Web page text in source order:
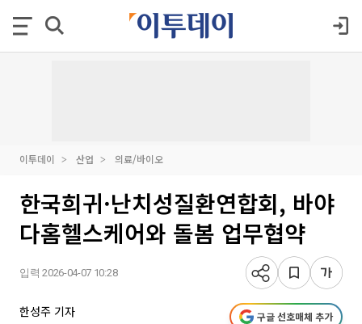
이투데이 산업 의료/바이오
한국희귀·난치성질환연합회, 바야
다홈헬스케어와 돌봄 업무협약
입력 2026-04-07 10:28
한성주 기자 구글 선호매체 추가